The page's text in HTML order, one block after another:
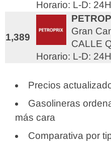
Horario: L-D: 24H
1,389
Gran
CALLE
Horario: L-D: 24H
Precios
Gasolineras
más cara
Comparativa por